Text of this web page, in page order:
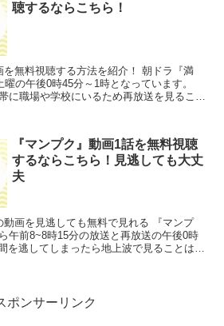
聴するならこちら！
無料視聴する方法を紹介！ 朝ドラ『満
の午後0時45分～1時となっています。
に職場や学校にいるため再放送を見ること
『マンプク』動画1話を無料視聴
するならこちら！見逃しても大丈
夫
画を見逃しても無料で見れる 『マンプ
午前8~8時15分の放送と再放送の午後0時
を逃してしまったら地上波で見ることはで
ポンサーリンク